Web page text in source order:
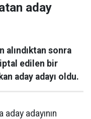
aday
alındıktan sonra
edilen bir
aday adayı oldu.
adayının